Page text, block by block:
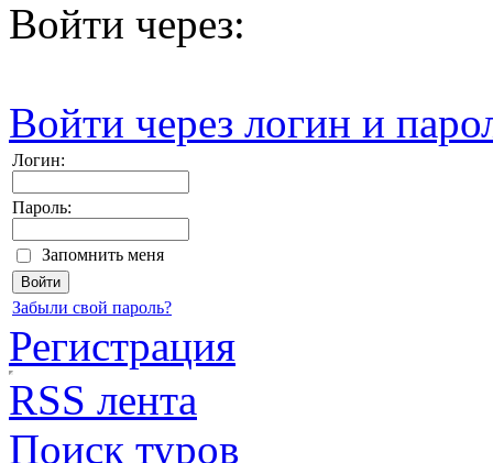
Войти через:
Войти через логин и
Логин:
Пароль:
Запомнить меня
Забыли свой пароль?
Регистрация
RSS лента
Поиск туров